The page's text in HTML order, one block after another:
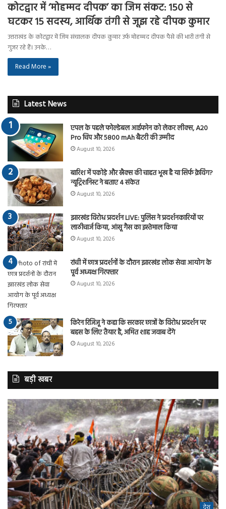
कोटद्वार में ‘मोहम्मद दीपक’ का जिम संकट: 150 से
घटकर 15 सदस्य, आर्थिक तंगी से जूझ रहे दीपक कुमार
उत्तराखंड के कोटद्वार में जिम संचालक दीपक कुमार उर्फ मोहम्मद दीपक पैसे की भारी तंगी से
गुजर रहे हैं। उनके…
Read More »
Latest News
एपल के पहले फोल्डेबल आईफोन को लेकर लीक्स, A20
Pro चिप और 5800 mAh बैटरी की उम्मीद
August 10, 2026
बारिश में पकोड़े और स्नैक्स की चाहत भूख है या सिर्फ क्रेविंग?
न्यूट्रिशनिस्ट ने बताए 4 संकेत
August 10, 2026
झारखंड विरोध प्रदर्शन LIVE: पुलिस ने प्रदर्शनकारियों पर
लाठीचार्ज किया, आंसू गैस का इस्तेमाल किया
August 10, 2026
रांची में छात्र प्रदर्शनों के दौरान झारखंड लोक सेवा आयोग के
पूर्व अध्यक्ष गिरफ्तार
August 10, 2026
किरेन रिजिजू ने कहा कि सरकार छात्रों के विरोध प्रदर्शन पर
बहस के लिए तैयार है, अमित शाह जवाब देंगे
August 10, 2026
बड़ी खबर